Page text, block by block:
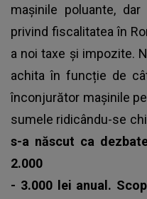
mașinile poluante,
privind fiscalitatea în
a noi taxe și impozite.
achita în funcție de
înconjurător mașinile
sumele ridicându-se
s-a născut ca
2.000
- 3.000 lei anual.